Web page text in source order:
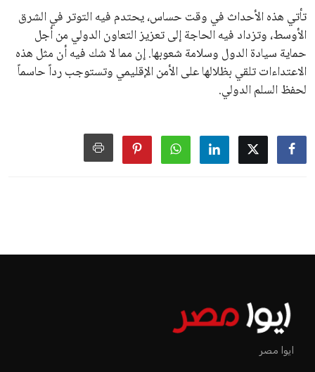
تأتي هذه الأحداث في وقت حساس، يحتدم فيه التوتر في الشرق
الأوسط، وتزداد فيه الحاجة إلى تعزيز التعاون الدولي من أجل
حماية سيادة الدول وسلامة شعوبها. إن مما لا شك فيه أن مثل هذه
الاعتداءات تلقي بظلالها على الأمن الإقليمي وتستوجب رداً حاسماً
لحفظ السلم الدولي.
إنفانتينو يخطو نحو ولاية رابعة في
عمر إبراهيم منذ 18 أيام